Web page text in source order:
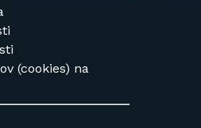
(cookies) na